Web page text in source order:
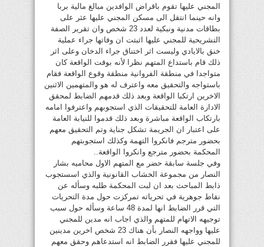
المجني عليها تقوم باقراض الوافدين مبالغ مالية بربا
وانه حينما انتقل الى مسكن المجني عليها عثر على
بطاقات مدنية ونبكية لعدد 23 شخص وان تقرير الصفة
التشريحية للمجني عليها اثبتت ان وفاتها جراء عملية
خنق بالايادي وليست اثر اختناق جراء الدخان وعلى اثر
ذلك قام باستداع المتهم نظرا لأنه بوقت الواقعة كان
متواجدا في منطقة الفروانية منطقة وقوع الواقعة فقام
باستواجه والتحقيق معه واعترف له هو والمتهمين الاثنين
الاخرين ارتكبا الواقعة وبعد ذلك قدمهم الضابط لمحقق
الادارة العامة للتحقيقات الذي استجوبهم واعترفوا امامه
بارتكاب الواقعة مباشرة وبعد ذلك قدموا للنيابة العامة
على اعتبار ان الجريمة تشكل جناية وتم التحقيق معهم
بحضور مترجم فانكروا التهمة وكذلك استجوبتهم
المحكمة بحضور مترجع وانكروا الواقعة..
وفي جلسة سابقة حضر مع المتهم الاول محاميه بشار
النصار من مجموعة الخشاب القانونية والذي اسستجوب
ذابط المباحث بعد ان لبت المحكمة طلبه وسأله عن
نقاط جوهرية في تحرياته تمركزت حول مدة التحريات
التي قرر الضابط انها لمدة 48 ساعة وسأله حول سبب
توجيهه الاتهام للمتهم والذي اجاب انه مدين للمجني
عليها وواجهه النصار بأن هناك 23 شخص اخرين مدينين
للمجني عليها فقرر الضابط انه استدعاهم وحقق معهم